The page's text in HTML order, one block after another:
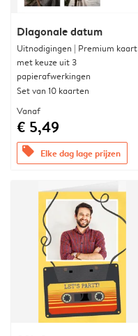
Diagonale datum
Uitnodigingen | Premium kaart
met keuze uit 3
papierafwerkingen
Set van 10 kaarten
Vanaf
€ 5,49
offers Elke dag lage prijzen